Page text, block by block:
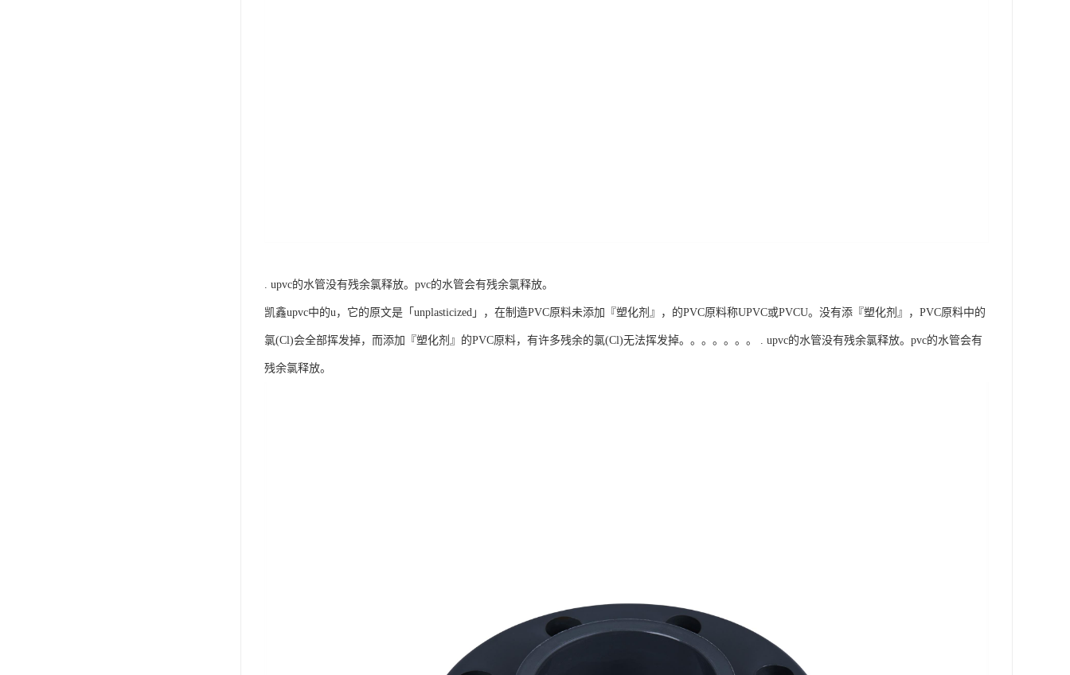
. upvc的水管没有残余氯释放。pvc的水管会有残余氯释放。
凯鑫upvc中的u，它的原文是「unplasticized」，在制造PVC原料未添加『塑化剂』，的PVC原料称UPVC或PVCU。没有添『塑化剂』，PVC原料中的
氯(Cl)会全部挥发掉，而添加『塑化剂』的PVC原料，有许多残余的氯(Cl)无法挥发掉。。。。。。。 . upvc的水管没有残余氯释放。pvc的水管会有
残余氯释放。